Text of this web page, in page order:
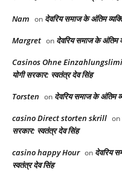
Nam on देवरिय समाज के अंतिम
Margret on देवरिय समाज के अंतिम
Casinos Ohne
योगी सरकार: स्वतंत्र देव सिंह
Torsten on देवरिय समाज के अंतिम
casino Direct storten skrill on
सरकार: स्वतंत्र देव सिंह
casino happy Hour on देवरिय
स्वतंत्र देव सिंह